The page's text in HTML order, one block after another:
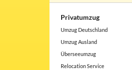
Privatumzug
Umzug Deutschland
Umzug Ausland
Überseeumzug
Relocation Service